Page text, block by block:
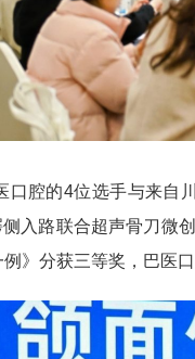
口腔的4位选手与来自
入路联合超声骨刀微
》分获三等奖，巴医